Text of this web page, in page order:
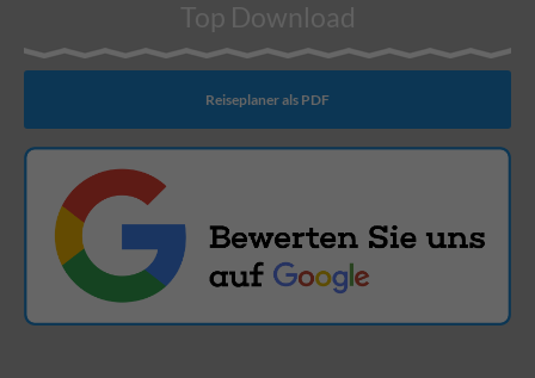
Top Download
Reiseplaner als PDF